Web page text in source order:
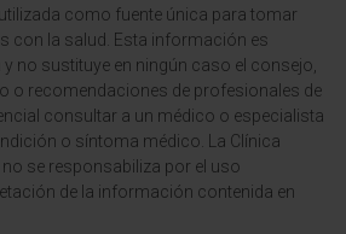
como fuente única para tomar
con la salud. Esta información es
no sustituye en ningún caso el consejo,
o recomendaciones de profesionales de
consultar a un médico o especialista
o síntoma médico. La Clínica
se responsabiliza por el uso
de la información contenida en